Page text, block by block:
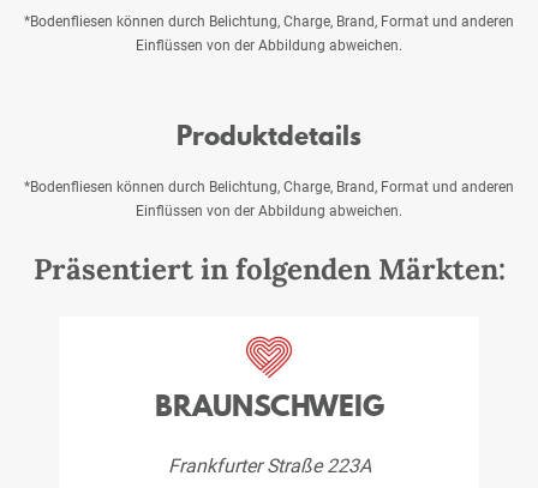
*Bodenfliesen können durch Belichtung, Charge, Brand, Format und anderen
Einflüssen von der Abbildung abweichen.
Produktdetails
*Bodenfliesen können durch Belichtung, Charge, Brand, Format und anderen
Einflüssen von der Abbildung abweichen.
Präsentiert in folgenden Märkten:
BRAUNSCHWEIG
Frankfurter Straße 223A